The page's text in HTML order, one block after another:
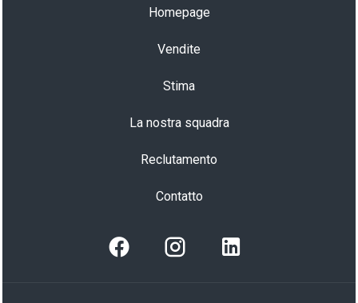
Homepage
Vendite
Stima
La nostra squadra
Reclutamento
Contatto